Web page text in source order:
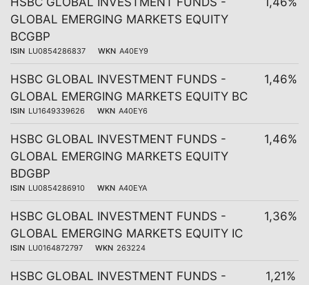
GLOBAL EMERGING MARKETS EQUITY
BCGBP
ISIN LU0854286837 WKN A40EY9
HSBC GLOBAL INVESTMENT FUNDS -
GLOBAL EMERGING MARKETS EQUITY BC
ISIN LU1649339626 WKN A40EY6
1,46%
HSBC GLOBAL INVESTMENT FUNDS -
GLOBAL EMERGING MARKETS EQUITY
BDGBP
ISIN LU0854286910 WKN A40EYA
1,46%
HSBC GLOBAL INVESTMENT FUNDS -
GLOBAL EMERGING MARKETS EQUITY IC
ISIN LU0164872797 WKN 263224
1,36%
HSBC GLOBAL INVESTMENT FUNDS - 1,21%